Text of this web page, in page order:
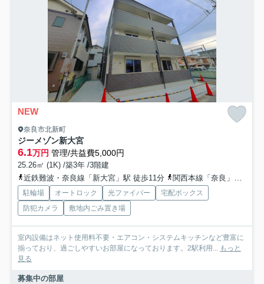
NEW
奈良市北新町
ジーメゾン新大宮
6.1万円 管理/共益費5,000円
25.26㎡ (1K) /築3年 /3階建
近鉄難波・奈良線「新大宮」駅 徒歩11分
関西本線「奈良」駅 徒歩24分
駐輪場 オートロック 光ファイバー
宅配ボックス
防犯カメラ
敷地内ごみ置き場
室内設備はネット使用料不要・エアコン・システムキッチンなど豊富に
揃っており、過ごしやすいお部屋になっております。2駅利用... もっと
見る
募集中の部屋